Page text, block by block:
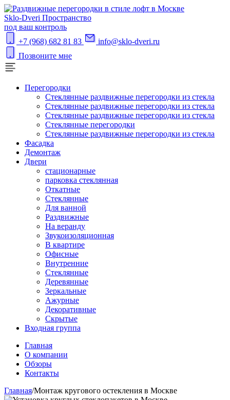
Sklo-Dveri Пространство
под ваш контроль
+7 (968) 682 81 83
info@sklo-dveri.ru
Позвоните мне
Перегородки
Стеклянные раздвижные перегородки из стекла
Стеклянные раздвижные перегородки из стекла
Стеклянные раздвижные перегородки из стекла
Стеклянные перегородки
Стеклянные раздвижные перегородки из стекла
Фасадка
Демонтаж
Двери
стационарные
парковка стеклянная
Откатные
Стеклянные
Для ванной
Раздвижные
На веранду
Звукоизоляционная
В квартире
Офисные
Внутренние
Стеклянные
Деревянные
Зеркальные
Ажурные
Декоративные
Скрытые
Входная группа
Главная
О компании
Обзоры
Контакты
Главная/Монтаж кругового остекления в Москве